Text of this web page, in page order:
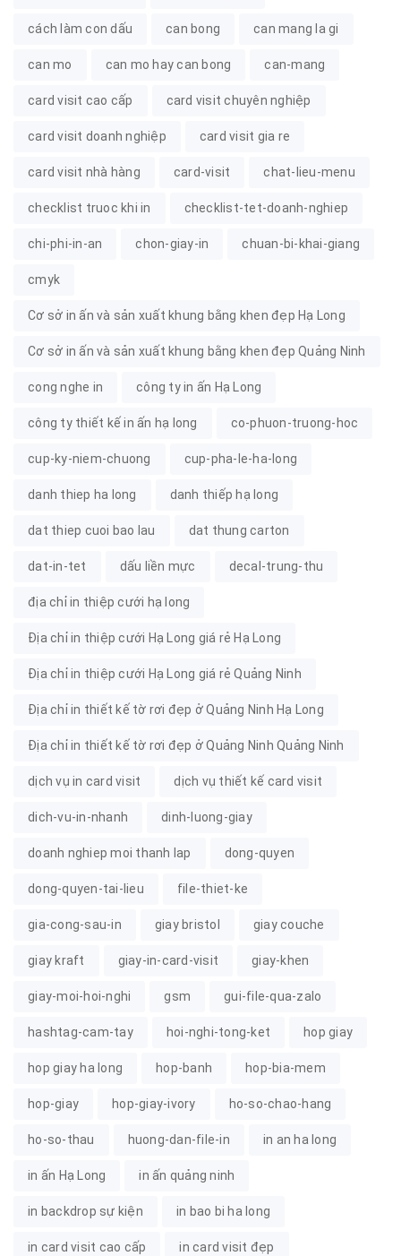
cách làm con dấu can bong can mang la gi
can mo can mo hay can bong can-mang
card visit cao cấp card visit chuyên nghiệp
card visit doanh nghiệp card visit gia re
card visit nhà hàng card-visit chat-lieu-menu
checklist truoc khi in checklist-tet-doanh-nghiep
chi-phi-in-an chon-giay-in chuan-bi-khai-giang
cmyk
Cơ sở in ấn và sản xuất khung bằng khen đẹp Hạ Long
Cơ sở in ấn và sản xuất khung bằng khen đẹp Quảng Ninh
cong nghe in công ty in ấn Hạ Long
công ty thiết kế in ấn hạ long co-phuon-truong-hoc
cup-ky-niem-chuong cup-pha-le-ha-long
danh thiep ha long danh thiếp hạ long
dat thiep cuoi bao lau dat thung carton
dat-in-tet dấu liền mực decal-trung-thu
địa chỉ in thiệp cưới hạ long
Địa chỉ in thiệp cưới Hạ Long giá rẻ Hạ Long
Địa chỉ in thiệp cưới Hạ Long giá rẻ Quảng Ninh
Địa chỉ in thiết kế tờ rơi đẹp ở Quảng Ninh Hạ Long
Địa chỉ in thiết kế tờ rơi đẹp ở Quảng Ninh Quảng Ninh
dịch vụ in card visit dịch vụ thiết kế card visit
dich-vu-in-nhanh dinh-luong-giay
doanh nghiep moi thanh lap dong-quyen
dong-quyen-tai-lieu file-thiet-ke
gia-cong-sau-in giay bristol giay couche
giay kraft giay-in-card-visit giay-khen
giay-moi-hoi-nghi gsm gui-file-qua-zalo
hashtag-cam-tay hoi-nghi-tong-ket hop giay
hop giay ha long hop-banh hop-bia-mem
hop-giay hop-giay-ivory ho-so-chao-hang
ho-so-thau huong-dan-file-in in an ha long
in ấn Hạ Long in ấn quảng ninh
in backdrop sự kiện in bao bi ha long
in card visit cao cấp in card visit đẹp